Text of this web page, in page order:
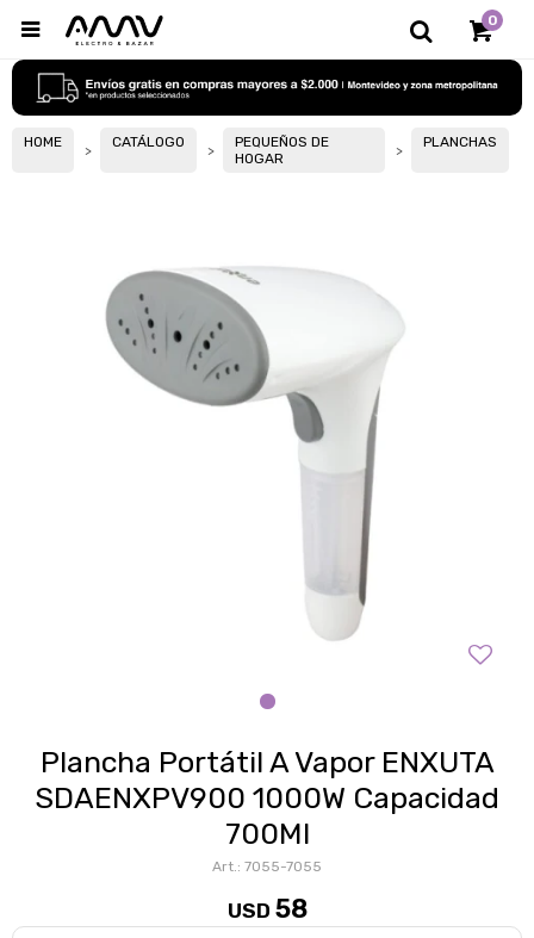
0

HOME CATÁLOGO
PEQUEÑOS DE
HOGAR
PLANCHAS
Plancha Portátil A Vapor ENXUTA
SDAENXPV900 1000W Capacidad
700Ml
7055-7055
USD 58